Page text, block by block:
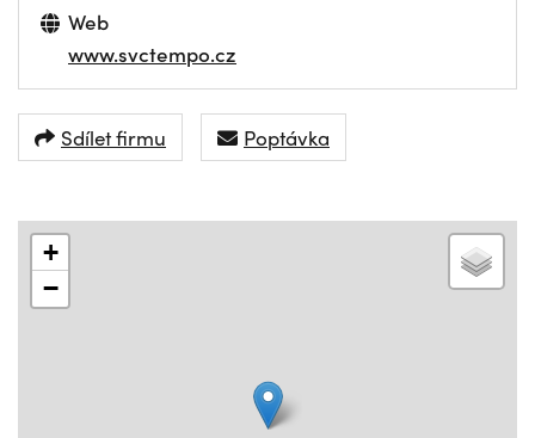
Web
www.svctempo.cz
Sdílet firmu Poptávka
+
−